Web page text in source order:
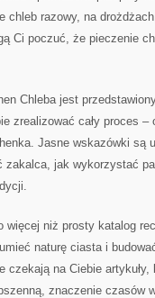
chleb razowy, na
Ci poczuć, że pieczenie
Chleba jest
zrealizować cały proces
Jasne wskazówki są
zakalca, jak wykorzystać
więcej niż prosty katalog
naturę ciasta i
czekają na Ciebie
znaczenie czasów